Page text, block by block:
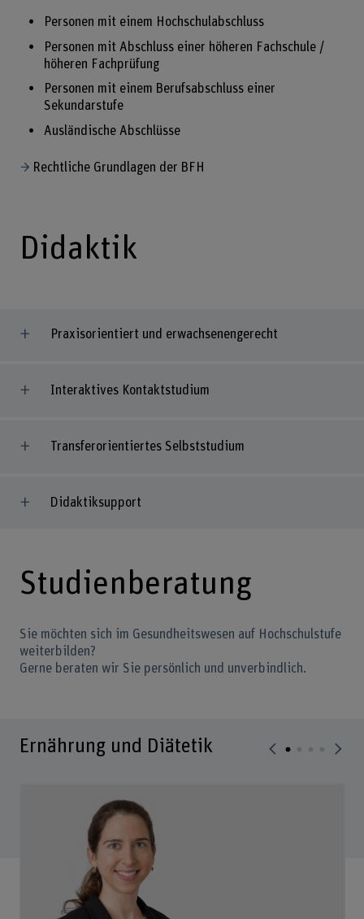
Personen mit einem Hochschulabschluss
Personen mit Abschluss einer höheren Fachschule /
höheren Fachprüfung
Personen mit einem Berufsabschluss einer
Sekundarstufe
Ausländische Abschlüsse
Rechtliche Grundlagen der BFH
Didaktik
Praxisorientiert und erwachsenengerecht
Interaktives Kontaktstudium
Transferorientiertes Selbststudium
Didaktiksupport
Studienberatung
Sie möchten sich im Gesundheitswesen auf Hochschulstufe
weiterbilden?
Gerne beraten wir Sie persönlich und unverbindlich.
Ernährung und Diätetik